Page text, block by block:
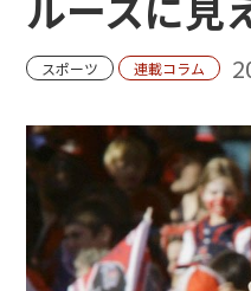
スポーツ 連載コラム